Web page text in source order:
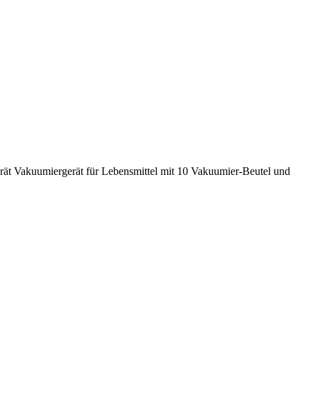
Vakuumiergerät für Lebensmittel mit 10 Vakuumier-Beutel und